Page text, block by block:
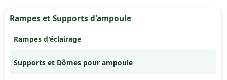
Rampes et Supports d'ampoule
Rampes d'éclairage
Supports et Dômes pour ampoule